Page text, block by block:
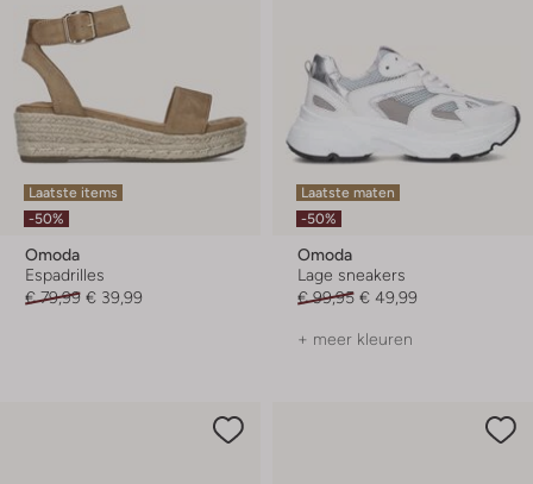
Laatste items
-50%
Omoda
Espadrilles
€ 79,99 € 39,99
Laatste maten
-50%
Omoda
Lage sneakers
€ 99,95 € 49,99
+ meer kleuren